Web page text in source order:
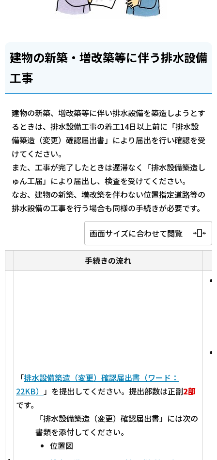
建物の新築・増改築等に伴う排水設備
工事
建物の新築、増改築等に伴い排水設備を築造しようとす
るときは、排水設備工事の着工14日以上前に「排水設
備築造（変更）確認届出書」により届出を行い確認を受
けてください。
また、工事が完了したときは遅滞なく「排水設備築造し
ゅん工届」により届出し、検査を受けてください。
なお、建物の新築、増改築を伴わない位置指定道路等の
排水設備の工事を行う場合も同様の手続きが必要です。
画面サイズに合わせて閲覧
手続きの流れ
「排水設備築造（変更）確認届出書（ワード：
22KB） 」を提出してください。提出部数は正副2部
です。
「排水設備築造（変更）確認届出書」には次の
書類を添付してください。
位置図